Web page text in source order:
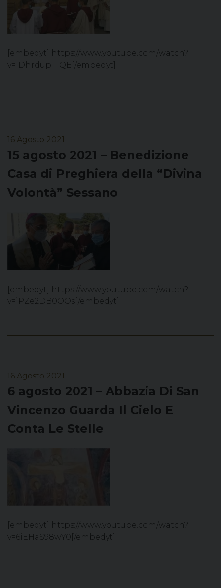
[embedyt] https://www.youtube.com/watch?
v=lDhrdupT_QE[/embedyt]
16 Agosto 2021
15 agosto 2021 – Benedizione
Casa di Preghiera della “Divina
Volontà” Sessano
[embedyt] https://www.youtube.com/watch?
v=iPZe2DB0OOs[/embedyt]
16 Agosto 2021
6 agosto 2021 – Abbazia Di San
Vincenzo Guarda Il Cielo E
Conta Le Stelle
[embedyt] https://www.youtube.com/watch?
v=6iEHaS98wY0[/embedyt]